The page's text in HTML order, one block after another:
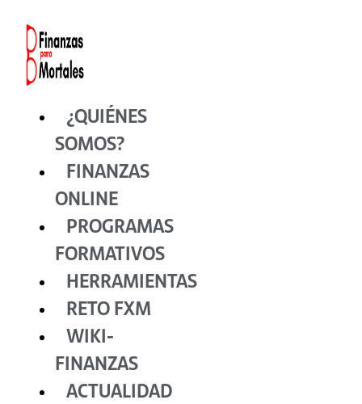
contenido
¿QUIÉNES
SOMOS?
FINANZAS
ONLINE
PROGRAMAS
FORMATIVOS
HERRAMIENTAS
RETO FXM
WIKI-
FINANZAS
ACTUALIDAD